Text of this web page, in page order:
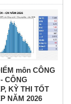
môn CÔNG
CÔNG
KỲ THI TỐT
NĂM 2026